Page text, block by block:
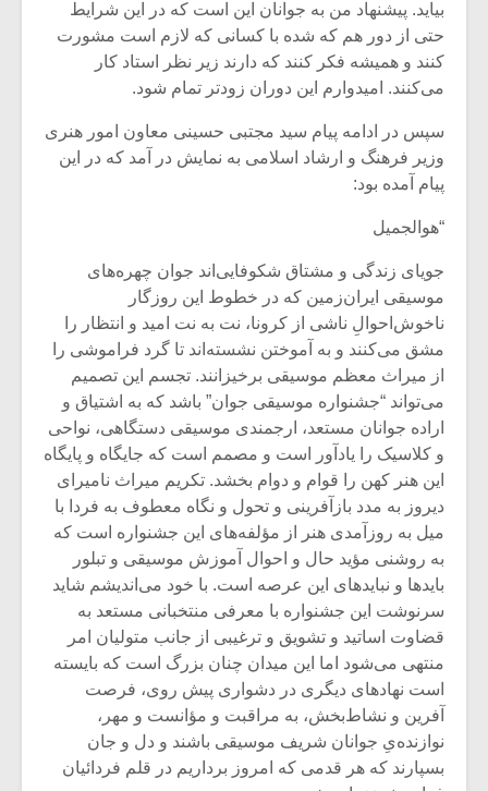
بیاید. پیشنهاد من به جوانان این است که در این شرایط
حتی از دور هم که شده با کسانی که لازم است مشورت
کنند و همیشه فکر کنند که دارند زیر نظر استاد کار
می‌کنند. امیدوارم این دوران زودتر تمام شود.
سپس در ادامه پیام سید مجتبی حسینی معاون امور هنری
وزیر فرهنگ و ارشاد اسلامی به نمایش در آمد که در این
پیام آمده بود:
“هوالجمیل
جویای زندگی و مشتاق شکوفایی‌اند جوان چهره‌های
موسیقی ایران‌زمین که در خطوط این روزگار
ناخوش‌احوالِ ناشی از کرونا، نت به نت امید و انتظار را
مشق می‌کنند و به آموختن نشسته‌اند تا گرد فراموشی را
از میراث معظم موسیقی برخیزانند. تجسم این تصمیم
می‌تواند “جشنواره‌ موسیقی جوان” باشد که به اشتیاق و
اراده‌ جوانان مستعد، ارجمندی موسیقی دستگاهی، نواحی
و کلاسیک را یادآور است و مصمم است که جایگاه و پایگاه
این هنر کهن را قوام و دوام بخشد. تکریم میراث نامیرای
دیروز به مدد بازآفرینی و تحول و نگاه معطوف به فردا با
میل به روزآمدی هنر از مؤلفه‌های این جشنواره است که
به روشنی مؤید حال و احوال آموزش موسیقی و تبلور
بایدها و نبایدهای این عرصه است. با خود می‌اندیشم شاید
سرنوشت این جشنواره با معرفی منتخبانی مستعد به
قضاوت اساتید و تشویق و ترغیبی از جانب متولیان امر
منتهی می‌شود اما این میدان چنان بزرگ است که بایسته
است نهادهای دیگری در دشواری پیش روی، فرصت
آفرین و نشاط‌بخش، به مراقبت و مؤانست و مهر،
نوازنده‌یِ جوانان شریف موسیقی باشند و دل و جان
بسپارند که هر قدمی که امروز برداریم در قلم فردائیان